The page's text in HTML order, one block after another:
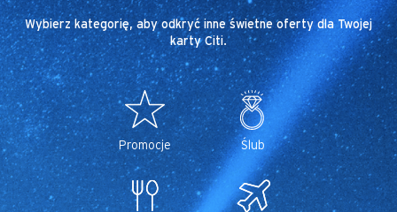
Wybierz kategorię, aby odkryć inne świetne oferty dla Twojej
karty Citi.
Promocje Ślub